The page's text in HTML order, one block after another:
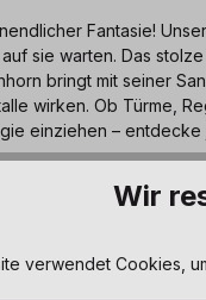
Fantasie!
sie warten. Das
bringt mit seiner
wirken. Ob Türme,
einziehen –
kleinen Herz, das
leuchtet. Aus FSC®-
Für Rollenspiele,
Wir
verwendet Cookies,